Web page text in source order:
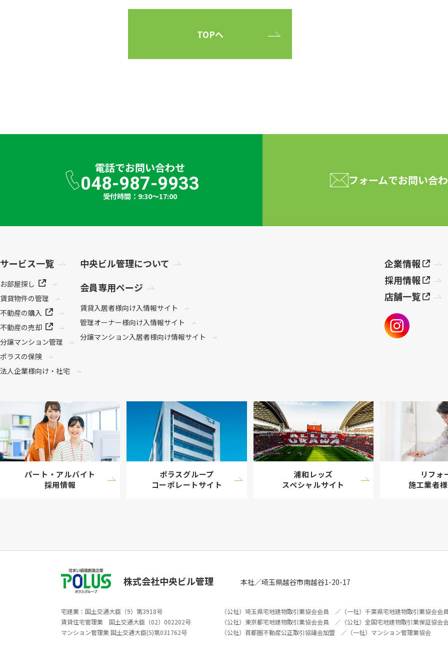
TOPへ
電話でお問い合わせ
048-987-9933
受付時間：9:30～17:00
フォームでお問い合
サービス一覧
お部屋探し
賃貸物件の管理
不動産の購入
不動産の売却
分譲マンション管理
ポラスの保険
法人企業様向け・社宅
中央ビル管理について
会員専用ページ
賃貸入居者様向け入情報サイト
管理オーナー様向け入情報サイト
分譲マンション入居者様向け情報サイト
企業情報
採用情報
店舗一覧
パート・アルバイト
採用情報
ポラスグループ
コーポレートサイト
浦和レッズ
スペシャルサイト
リフォ
施工業者様
株式会社中央ビル管理 本社／埼玉県越谷市南越谷1-20-17
宅建業：国土交通大臣（9）第3918号
賃貸住宅管理業 国土交通大臣（02）002202号
マンション管理業 国土交通大臣(5)第031762号
（公社）埼玉県宅地建物取引業協会会員 ／（一社）千葉県宅地建物取引業協会会
（公社）東京都宅地建物取引業協会会員 ／（公社）全国宅地建物取引業保証協会
（公社）首都圏不動産公正取引協議会加盟 ／（一社）マンション管理業協会